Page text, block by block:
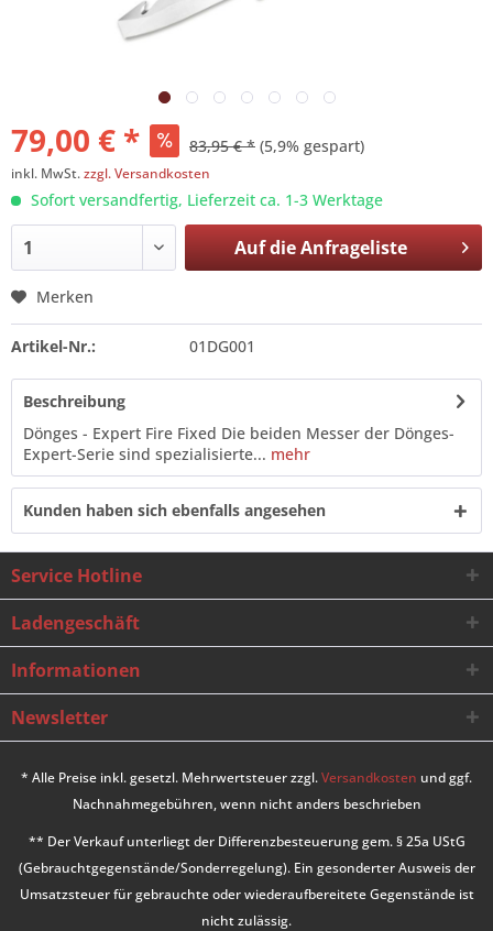
79,00 € * 83,95 € * (5,9% gespart)
inkl. MwSt.zzgl. Versandkosten
Sofort versandfertig, Lieferzeit ca. 1-3 Werktage
Auf dieAnfrageliste
Merken
Artikel-Nr.: 01DG001
Beschreibung
Dönges - Expert Fire Fixed Die beiden Messer der Dönges-
Expert-Serie sind spezialisierte... mehr
Kunden haben sich ebenfalls angesehen
Service Hotline
Ladengeschäft
Informationen
Newsletter
* Alle Preise inkl. gesetzl. Mehrwertsteuer zzgl.Versandkosten und ggf.
Nachnahmegebühren, wenn nicht anders beschrieben
** Der Verkauf unterliegt der Differenzbesteuerung gem. § 25a UStG
(Gebrauchtgegenstände/Sonderregelung). Ein gesonderter Ausweis der
Umsatzsteuer für gebrauchte oder wiederaufbereitete Gegenstände ist
nicht zulässig.